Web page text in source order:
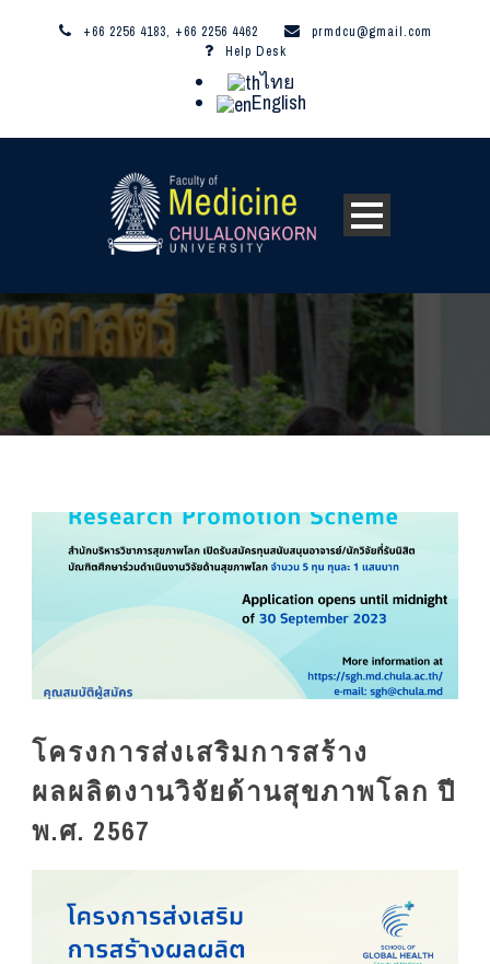
+66 2256 4183, +66 2256 4462
prmdcu@gmail.com
Help Desk
ไทย
English
โครงการส่งเสริมการสร้าง
ผลผลิตงานวิจัยด้านสุขภาพโลก ปี
พ.ศ. 2567